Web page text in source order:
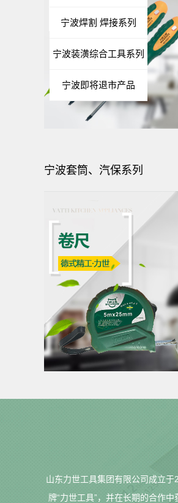
宁波套筒、汽保系列
山东力世工具集团有限公司成立
牌“力世工具”，并在长期的合作
宁波焊割 焊接系列
宁波装潢综合工具系列
宁波即将退市产品